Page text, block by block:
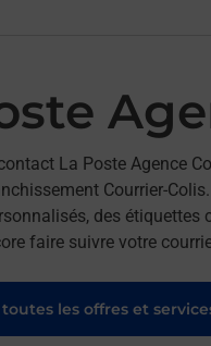
La Poste Agence
Courrier-
des étiquettes
faire suivre votre
les offres et